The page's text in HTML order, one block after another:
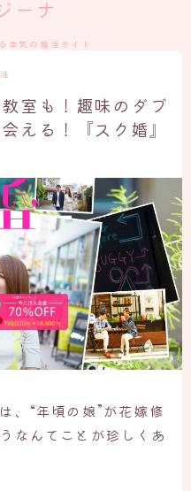
ーナ
本気の婚活サイト
室も！趣味のダブ
える！『スク婚』
、“年頃の娘”が花嫁修
なんてことが珍しくあ